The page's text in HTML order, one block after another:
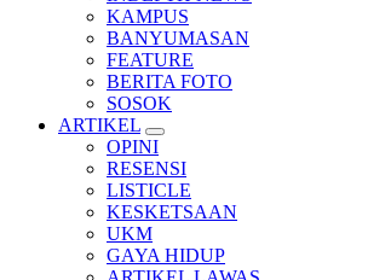
KAMPUS
BANYUMASAN
FEATURE
BERITA FOTO
SOSOK
ARTIKEL
OPINI
RESENSI
LISTICLE
KESKETSAAN
UKM
GAYA HIDUP